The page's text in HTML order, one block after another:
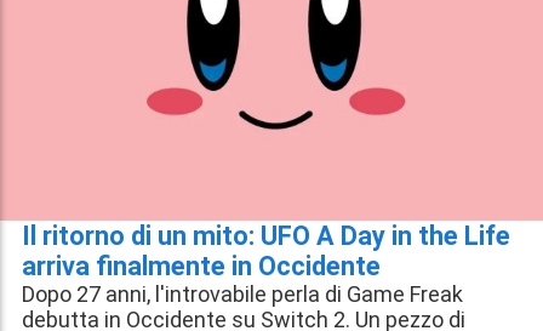
Il ritorno di un mito: UFO A Day in the Life
arriva finalmente in Occidente
Dopo 27 anni, l'introvabile perla di Game Freak
debutta in Occidente su Switch 2. Un pezzo di